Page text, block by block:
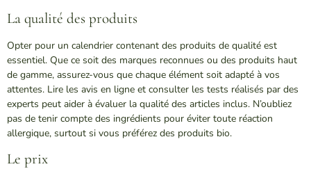
La qualité des produits
Opter pour un calendrier contenant des produits de qualité est
essentiel. Que ce soit des marques reconnues ou des produits haut
de gamme, assurez-vous que chaque élément soit adapté à vos
attentes. Lire les avis en ligne et consulter les tests réalisés par des
experts peut aider à évaluer la qualité des articles inclus. N’oubliez
pas de tenir compte des ingrédients pour éviter toute réaction
allergique, surtout si vous préférez des produits bio.
Le prix